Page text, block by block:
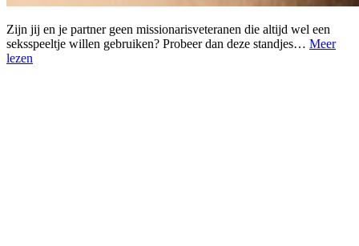
Zijn jij en je partner geen missionarisveteranen die altijd wel een
seksspeeltje willen gebruiken? Probeer dan deze standjes… Meer
lezen